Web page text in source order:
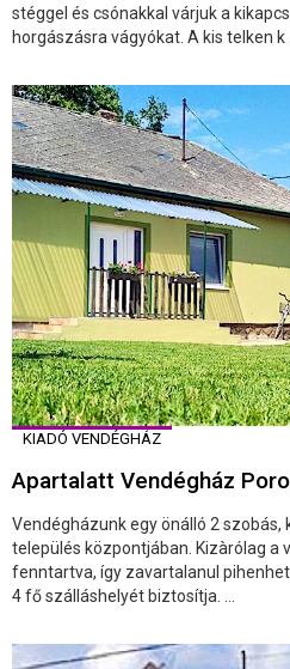
stéggel és csónakkal várjuk a
horgászásra vágyókat. A kis telken k ...
KIADÓ VENDÉGHÁZ
Apartalatt Vendégház
Vendégházunk egy önálló 2
település központjában. Kizàrólag a
fenntartva, így zavartalanul
4 fő szálláshelyét biztosítja. ...